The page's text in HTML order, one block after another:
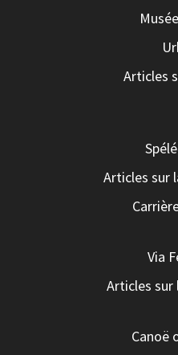
Articles
Articles sur
Via
Articles sur
Canoë